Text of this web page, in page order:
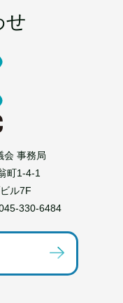
せ
会 事務局
町1-4-1
ル7F
330-6484